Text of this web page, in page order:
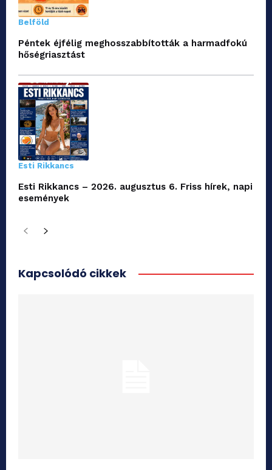
Belföld
Péntek éjfélig meghosszabbították a harmadfokú
hőségriasztást
Esti Rikkancs
Esti Rikkancs – 2026. augusztus 6. Friss hírek, napi
események
Kapcsolódó cikkek